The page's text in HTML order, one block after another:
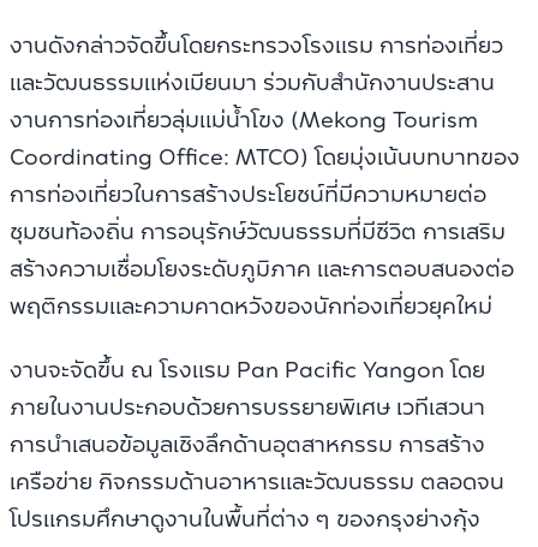
งานดังกล่าวจัดขึ้นโดยกระทรวงโรงแรม การท่องเที่ยว
และวัฒนธรรมแห่งเมียนมา ร่วมกับสำนักงานประสาน
งานการท่องเที่ยวลุ่มแม่น้ำโขง (Mekong Tourism
Coordinating Office: MTCO) โดยมุ่งเน้นบทบาทของ
การท่องเที่ยวในการสร้างประโยชน์ที่มีความหมายต่อ
ชุมชนท้องถิ่น การอนุรักษ์วัฒนธรรมที่มีชีวิต การเสริม
สร้างความเชื่อมโยงระดับภูมิภาค และการตอบสนองต่อ
พฤติกรรมและความคาดหวังของนักท่องเที่ยวยุคใหม่
งานจะจัดขึ้น ณ โรงแรม Pan Pacific Yangon โดย
ภายในงานประกอบด้วยการบรรยายพิเศษ เวทีเสวนา
การนำเสนอข้อมูลเชิงลึกด้านอุตสาหกรรม การสร้าง
เครือข่าย กิจกรรมด้านอาหารและวัฒนธรรม ตลอดจน
โปรแกรมศึกษาดูงานในพื้นที่ต่าง ๆ ของกรุงย่างกุ้ง